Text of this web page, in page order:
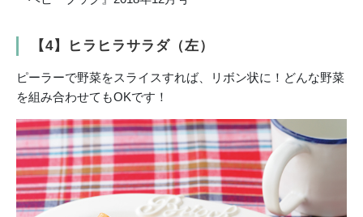
【4】ヒラヒラサラダ（左）
ピーラーで野菜をスライスすれば、リボン状に！どんな野菜
を組み合わせてもOKです！